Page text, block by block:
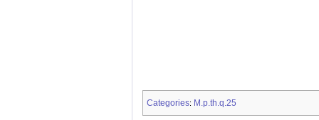
Categories: M.p.th.q.25